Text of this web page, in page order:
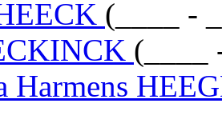
(____ -
(____
Harmens